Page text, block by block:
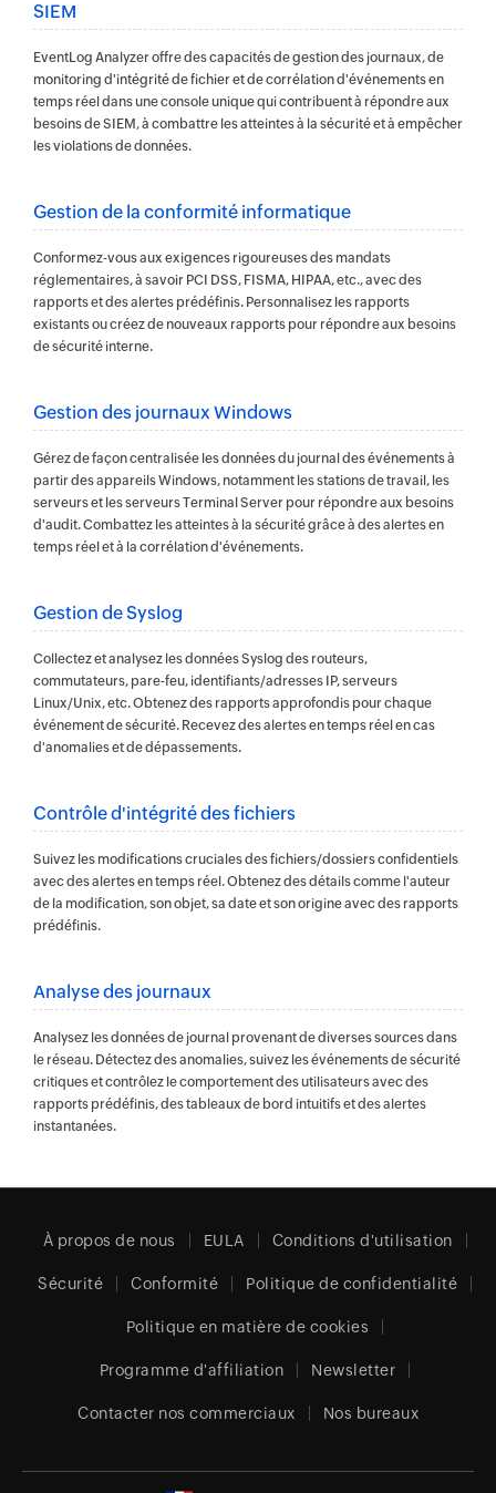
SIEM
EventLog Analyzer offre des capacités de gestion des journaux, de
monitoring d'intégrité de fichier et de corrélation d'événements en
temps réel dans une console unique qui contribuent à répondre aux
besoins de SIEM, à combattre les atteintes à la sécurité et à empêcher
les violations de données.
Gestion de la conformité informatique
Conformez-vous aux exigences rigoureuses des mandats
réglementaires, à savoir PCI DSS, FISMA, HIPAA, etc., avec des
rapports et des alertes prédéfinis. Personnalisez les rapports
existants ou créez de nouveaux rapports pour répondre aux besoins
de sécurité interne.
Gestion des journaux Windows
Gérez de façon centralisée les données du journal des événements à
partir des appareils Windows, notamment les stations de travail, les
serveurs et les serveurs Terminal Server pour répondre aux besoins
d'audit. Combattez les atteintes à la sécurité grâce à des alertes en
temps réel et à la corrélation d'événements.
Gestion de Syslog
Collectez et analysez les données Syslog des routeurs,
commutateurs, pare-feu, identifiants/adresses IP, serveurs
Linux/Unix, etc. Obtenez des rapports approfondis pour chaque
événement de sécurité. Recevez des alertes en temps réel en cas
d'anomalies et de dépassements.
Contrôle d'intégrité des fichiers
Suivez les modifications cruciales des fichiers/dossiers confidentiels
avec des alertes en temps réel. Obtenez des détails comme l'auteur
de la modification, son objet, sa date et son origine avec des rapports
prédéfinis.
Analyse des journaux
Analysez les données de journal provenant de diverses sources dans
le réseau. Détectez des anomalies, suivez les événements de sécurité
critiques et contrôlez le comportement des utilisateurs avec des
rapports prédéfinis, des tableaux de bord intuitifs et des alertes
instantanées.
À propos de nous EULA Conditions d'utilisation
Sécurité Conformité Politique de confidentialité
Politique en matière de cookies
Programme d'affiliation Newsletter
Contacter nos commerciaux Nos bureaux